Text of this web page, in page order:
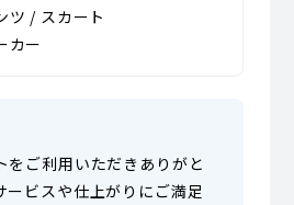
ツ / スカート
カー
をご利用いただきありがと
ービスや仕上がりにご満足